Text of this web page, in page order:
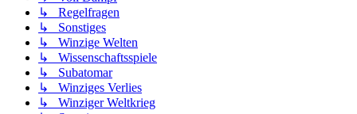
↳ Regelfragen
↳ Sonstiges
↳ Winzige Welten
↳ Wissenschaftsspiele
↳ Subatomar
↳ Winziges Verlies
↳ Winziger Weltkrieg